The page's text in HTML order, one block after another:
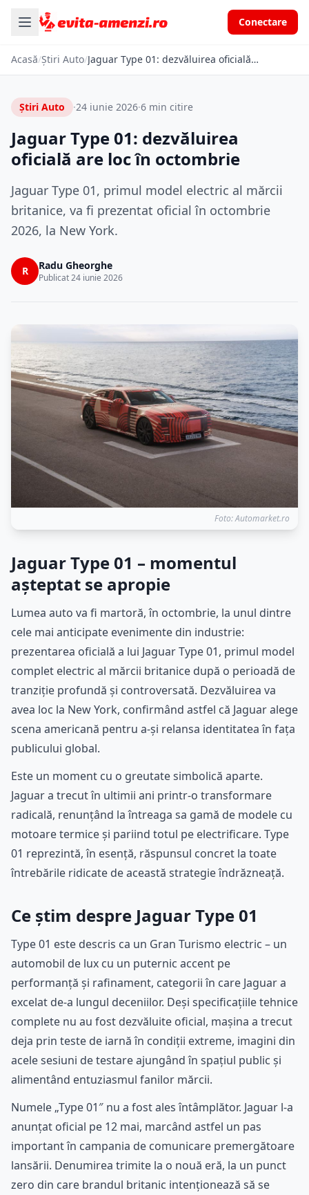
Conectare
Acasă/Știri Auto/ Jaguar Type 01: dezvăluirea oficială are loc în octombrie
Știri Auto ·24 iunie 2026·6 min citire
Jaguar Type 01: dezvăluirea
oficială are loc în octombrie
Jaguar Type 01, primul model electric al mărcii
britanice, va fi prezentat oficial în octombrie
2026, la New York.
R Radu Gheorghe
Publicat 24 iunie 2026
Foto: Automarket.ro
Jaguar Type 01 – momentul
așteptat se apropie
Lumea auto va fi martoră, în octombrie, la unul dintre
cele mai anticipate evenimente din industrie:
prezentarea oficială a lui Jaguar Type 01, primul model
complet electric al mărcii britanice după o perioadă de
tranziție profundă și controversată. Dezvăluirea va
avea loc la New York, confirmând astfel că Jaguar alege
scena americană pentru a-și relansa identitatea în fața
publicului global.
Este un moment cu o greutate simbolică aparte.
Jaguar a trecut în ultimii ani printr-o transformare
radicală, renunțând la întreaga sa gamă de modele cu
motoare termice și pariind totul pe electrificare. Type
01 reprezintă, în esență, răspunsul concret la toate
întrebările ridicate de această strategie îndrăzneață.
Ce știm despre Jaguar Type 01
Type 01 este descris ca un Gran Turismo electric – un
automobil de lux cu un puternic accent pe
performanță și rafinament, categorii în care Jaguar a
excelat de-a lungul deceniilor. Deși specificațiile tehnice
complete nu au fost dezvăluite oficial, mașina a trecut
deja prin teste de iarnă în condiții extreme, imagini din
acele sesiuni de testare ajungând în spațiul public și
alimentând entuziasmul fanilor mărcii.
Numele „Type 01″ nu a fost ales întâmplător. Jaguar l-a
anunțat oficial pe 12 mai, marcând astfel un pas
important în campania de comunicare premergătoare
lansării. Denumirea trimite la o nouă eră, la un punct
zero din care brandul britanic intenționează să se